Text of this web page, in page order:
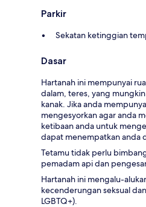
Parkir
Sekatan ketinggian
Dasar
Hartanah ini mempunyai
dalam, teres, yang
kanak. Jika anda
mengesyorkan agar anda
ketibaan anda untuk
dapat menempatkan anda
Tetamu tidak perlu
pemadam api dan
Hartanah ini mengalu-
kecenderungan seksual
LGBTQ+).